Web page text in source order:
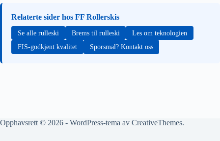
Relaterte sider hos FF Rollerskis
Se alle rulleski Brems til rulleski
Les om teknologien
FIS-godkjent kvalitet
Sporsmal? Kontakt oss
Opphavsrett © 2026 - WordPress-tema av CreativeThemes.